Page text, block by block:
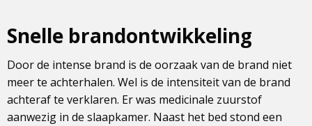
Snelle brandontwikkeling
Door de intense brand is de oorzaak van de brand niet
meer te achterhalen. Wel is de intensiteit van de brand
achteraf te verklaren. Er was medicinale zuurstof
aanwezig in de slaapkamer. Naast het bed stond een